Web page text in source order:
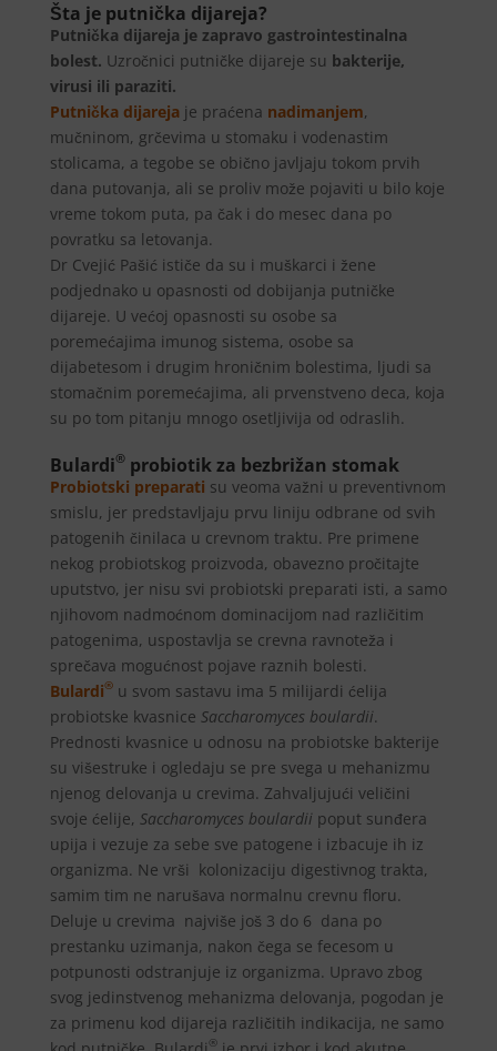
Šta je putnička dijareja?
Putnička dijareja je zapravo gastrointestinalna
bolest. Uzročnici putničke dijareje su bakterije,
virusi ili paraziti.
Putnička dijarejaje praćena nadimanjem,
mučninom, grčevima u stomaku i vodenastim
stolicama, a tegobe se obično javljaju tokom prvih
dana putovanja, ali se proliv može pojaviti u bilo koje
vreme tokom puta, pa čak i do mesec dana po
povratku sa letovanja.
Dr Cvejić Pašić ističe da su i muškarci i žene
podjednako u opasnosti od dobijanja putničke
dijareje. U većoj opasnosti su osobe sa
poremećajima imunog sistema, osobe sa
dijabetesom i drugim hroničnim bolestima, ljudi sa
stomačnim poremećajima, ali prvenstveno deca, koja
su po tom pitanju mnogo osetljivija od odraslih.
Bulardi® probiotik za bezbrižan stomak
Probiotski preparati su veoma važni u preventivnom
smislu, jer predstavljaju prvu liniju odbrane od svih
patogenih činilaca u crevnom traktu. Pre primene
nekog probiotskog proizvoda, obavezno pročitajte
uputstvo, jer nisu svi probiotski preparati isti, a samo
njihovom nadmoćnom dominacijom nad različitim
patogenima, uspostavlja se crevna ravnoteža i
sprečava mogućnost pojave raznih bolesti.
Bulardi®u svom sastavu ima 5 milijardi ćelija
probiotske kvasnice Saccharomyces boulardii.
Prednosti kvasnice u odnosu na probiotske bakterije
su višestruke i ogledaju se pre svega u mehanizmu
njenog delovanja u crevima. Zahvaljujući veličini
svoje ćelije, Saccharomyces boulardii poput sunđera
upija i vezuje za sebe sve patogene i izbacuje ih iz
organizma. Ne vrši kolonizaciju digestivnog trakta,
samim tim ne narušava normalnu crevnu floru.
Deluje u crevima najviše još 3 do 6 dana po
prestanku uzimanja, nakon čega se fecesom u
potpunosti odstranjuje iz organizma. Upravo zbog
svog jedinstvenog mehanizma delovanja, pogodan je
za primenu kod dijareja različitih indikacija, ne samo
®